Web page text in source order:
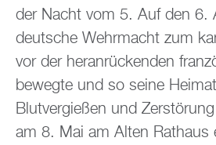
der Nacht vom 5. Auf den 6.
deut­sche Wehr­macht zum
vor der her­an­rü­cken­den
be­weg­te und so seine
Blut­ver­gie­ßen und
am 8. Mai am Alten Rat­haus